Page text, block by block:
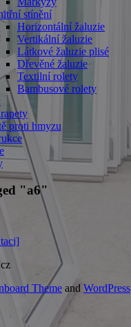
stínění
Horizontální žaluzie
Vertikální žaluzie
Látkové žaluzie plisé
Dřevěné žaluzie
Textilní rolety
Bambusové rolety
proti hmyzu
"a6"
Theme and WordPress